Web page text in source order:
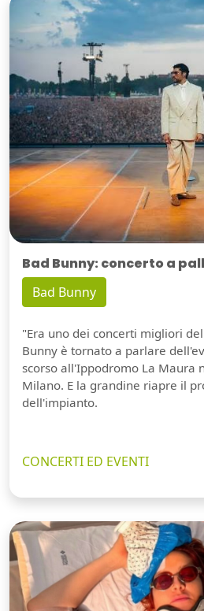
Bad Bunny: concerto a
Bad Bunny
"Era uno dei concerti migliori
Bunny è tornato a parlare
scorso all'Ippodromo La Maura
Milano. E la grandine riapre il
dell'impianto.
CONCERTI ED EVENTI